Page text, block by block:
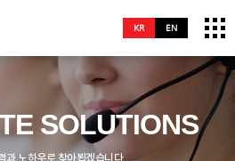
KR EN
SOLUTIONS
과 노하우로 찾아뵙겠습니다